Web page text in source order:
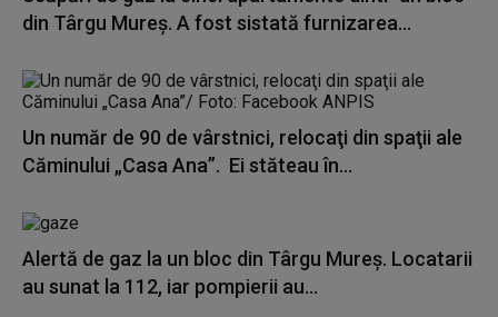
din Târgu Mureş. A fost sistată furnizarea...
Un număr de 90 de vârstnici, relocaţi din spaţii ale
Căminului „Casa Ana”. Ei stăteau în...
Alertă de gaz la un bloc din Târgu Mureș. Locatarii
au sunat la 112, iar pompierii au...